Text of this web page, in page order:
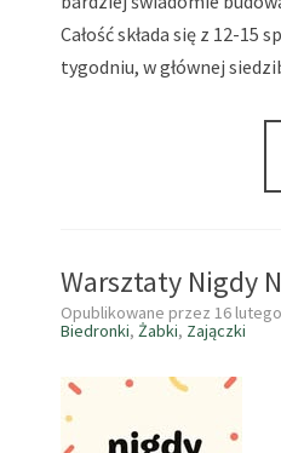
Całość składa się z 12-15
tygodniu, w głównej
Warsztaty Nigdy
Opublikowane przez 16
Biedronki, Żabki, Zajączki